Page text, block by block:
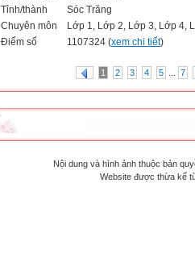
Tỉnh/thành
Sóc Trăng
Chuyên môn
Lớp 1, Lớp 2, Lớp 3, Lớp 4,
Điểm số
1107324 (xem chi tiết)
1 2 3 4 5 ... 7
Nội dung và hình ảnh thuộc bản
Website được thừa kế